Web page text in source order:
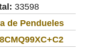
33598
de Pendueles
8CMQ99XC+C2